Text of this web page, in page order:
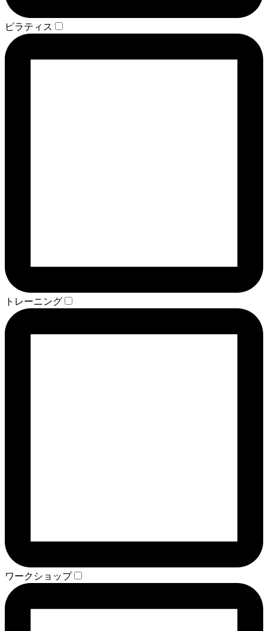
ピラティス
トレーニング
ワークショップ